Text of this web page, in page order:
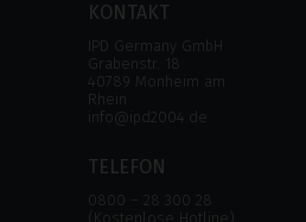
KONTAKT
IPD Germany GmbH
Grabenstr. 18
40789 Monheim am
Rhein
info@ipd2004.de
TELEFON
0800 – 28 300 28
(Kostenlose Hotline)